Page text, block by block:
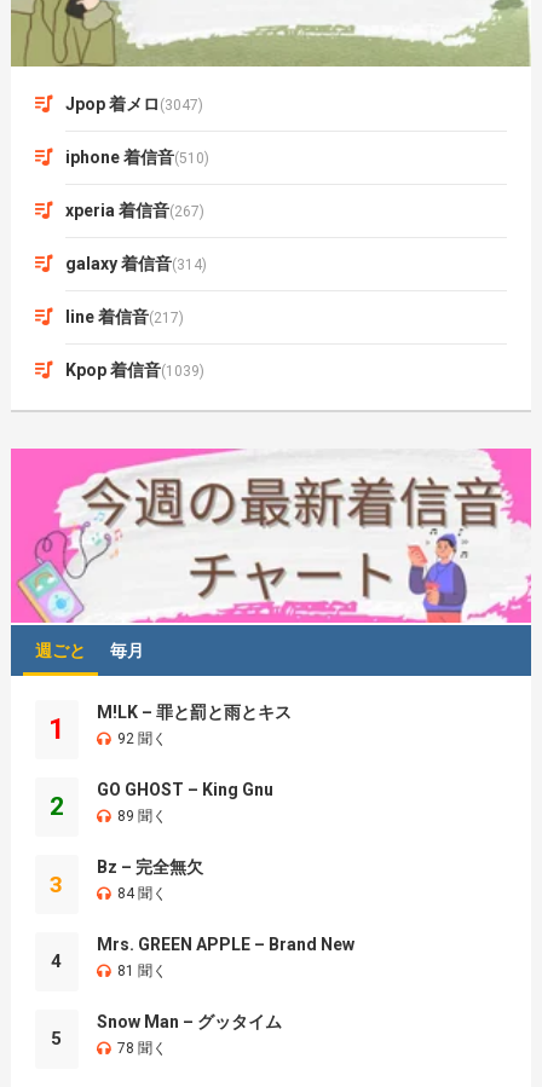
Jpop 着メロ (3047)
iphone 着信音(510)
xperia 着信音(267)
galaxy 着信音(314)
line 着信音(217)
Kpop 着信音(1039)
週ごと 毎月
1
M!LK – 罪と罰と雨とキス
92 聞く
2
GO GHOST – King Gnu
89 聞く
3
Bz – 完全無欠
84 聞く
4
Mrs. GREEN APPLE – Brand New
81 聞く
5
Snow Man – グッタイム
78 聞く